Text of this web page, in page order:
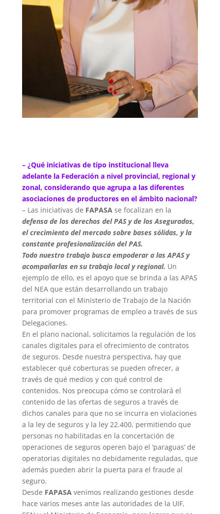
– ¿Qué iniciativas de tipo institucional lleva
adelante la Federación a nivel provincial, regional y
zonal, considerando que agrupa a las diferentes
asociaciones de productores en el ámbito nacional?
– Las iniciativas de FAPASA se focalizan en la
defensa de los derechos del PAS y de los Asegurados,
el crecimiento del mercado sobre bases sólidas, y la
constante profesionalización del PAS.
Todo nuestro trabajo busca empoderar a las APAS y
acompañarlas en su trabajo local y regional. Un
ejemplo de ello, es el apoyo que se brinda a las APAS
del NEA que están desarrollando un trabajo
territorial con el Ministerio de Trabajo de la Nación
para promover programas de empleo a través de sus
Delegaciones.
En el plano nacional, solicitamos la regulación de los
canales digitales para el ofrecimiento de contratos
de seguros. Desde nuestra perspectiva, hay que
establecer qué coberturas se pueden ofrecer, a
través de qué medios y con qué control de
contenidos. Nos preocupa cómo se controlará el
contenido de las ofertas de seguros a través de
dichos canales para que no se incurra en violaciones
a la ley de seguros y la ley 22.400, permitiendo que
personas no habilitadas en la concertación de
operaciones de seguros operen bajo el ‘paraguas’ de
operatorias digitales no debidamente reguladas, que
además pueden abrir la puerta para el fraude al
seguro.
Desde FAPASA venimos realizando gestiones desde
hace varios meses ante las autoridades de la UIF,